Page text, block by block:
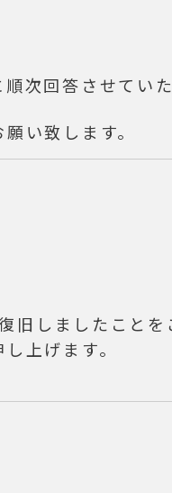
次回答させていた
い致します。
しましたことを
上げます。